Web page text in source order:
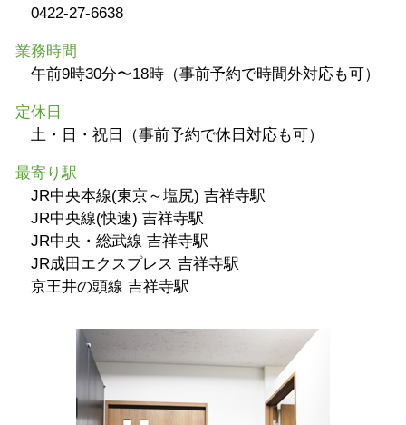
0422-27-6638
業務時間
午前9時30分〜18時（事前予約で時間外対応も可）
定休日
土・日・祝日（事前予約で休日対応も可）
最寄り駅
JR中央本線(東京～塩尻) 吉祥寺駅
JR中央線(快速) 吉祥寺駅
JR中央・総武線 吉祥寺駅
JR成田エクスプレス 吉祥寺駅
京王井の頭線 吉祥寺駅